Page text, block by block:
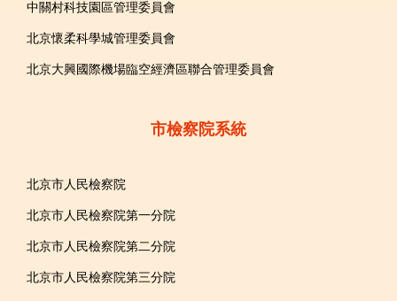
中關村科技園區管理委員會
北京懷柔科學城管理委員會
北京大興國際機場臨空經濟區聯合管理委員會
市檢察院系統
北京市人民檢察院
北京市人民檢察院第一分院
北京市人民檢察院第二分院
北京市人民檢察院第三分院